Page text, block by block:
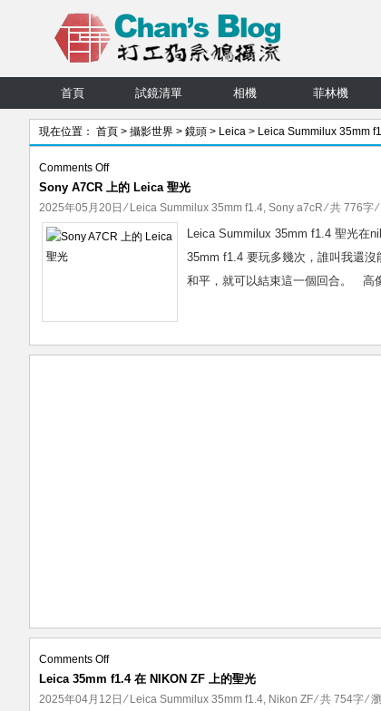
首頁 試鏡清單 相機 菲林機
現在位置： 首頁 > 攝影世界 > 鏡頭 > Leica > Leica Summilux 35mm
Comments Offon
Sony
A7CR
上
Sony A7CR 上的 Leica 聖光
2025年05月20日 ⁄ Leica Summilux 35mm f1.4, Sony a7cR⁄ 共 776字
Leica Summilux 35mm f1.4 聖光在
35mm f1.4 要玩多幾次，誰叫我還
和平，就可以結束這一個回合。 高
Comments Offon
Leica
35mm
Leica 35mm f1.4 在 NIKON ZF 上的聖光
2025年04月12日 ⁄ Leica Summilux 35mm f1.4, Nikon ZF⁄ 共 754字 ⁄